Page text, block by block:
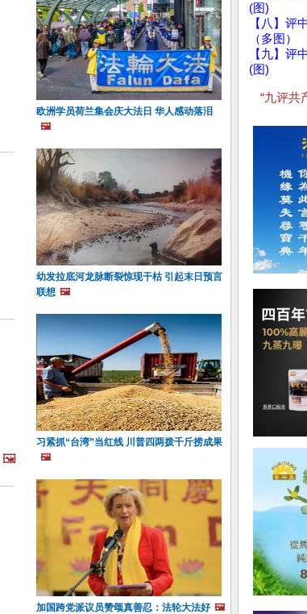
🖼️
欧洲学员荷兰集会庆大法日 华人感动落泪
🖼️
幼发拉底河龙脉断裂惊现干枯 引起末日预言
联想 🖼️
习紧抓“台湾”当红线 川普四两拨千斤捞成果
🖼️
加国跨党派议员赞颂真善忍：法轮大法好 🖼️
(图)
【八】评
（多图）
【九】评
(图)
“九评共